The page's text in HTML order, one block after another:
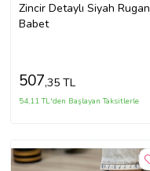
Zincir Detaylı Siyah Rugan
Babet
507,35 TL
54,11 TL'den Başlayan Taksitlerle